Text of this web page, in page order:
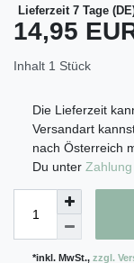
Lieferzeit 7 Tage
14,95
Inhalt 1 Stück
Die Lieferzeit
Versandart
nach Österreich
Du unter Zahlung
*inkl. MwSt., zzgl.